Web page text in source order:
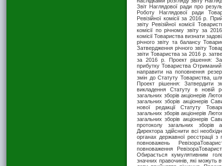
Звіт Наглядової ради про
Роботу Наглядової ради
Ревізійної комісії за 2016 р.
звіту Ревізійної комісії
комісії по річному звіту за
комісії Товариства визнати
річного звіту та балансу
Затвердження річного звіту
звіти Товариства за 2016 р.
за 2016 р. Проект рішення:
прибутку Товариства
направити на поповнення
змін до Статуту Товариства,
Проект рішення: Затвердити
викладення Статуту в новій
загальних зборів акціонерів
загальних зборів акціонерів
нової редакції Статуту
загальних зборів акціонерів
загальних зборів акціонерів
протоколу загальних зборів
Директора здійснити всі
органах державної реєстрації
повноважень
повноваження
Обирається кумулятивним
значних правочинів, які можуть